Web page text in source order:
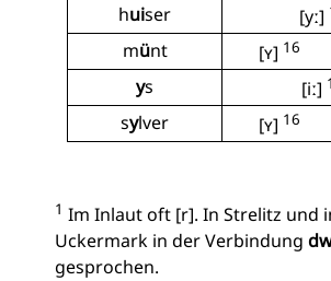
huiser [yː]
münt [ʏ] 16
ys [iː]
sylver [ʏ] 16
1 Im Inlaut oft [r]. In Strelitz und
Uckermark in der Verbindung
gesprochen.